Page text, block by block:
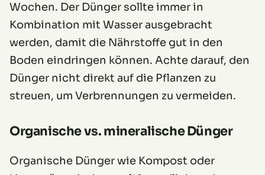
Wochen. Der Dünger sollte immer in
Kombination mit Wasser ausgebracht
werden, damit die Nährstoffe gut in den
Boden eindringen können. Achte darauf, den
Dünger nicht direkt auf die Pflanzen zu
streuen, um Verbrennungen zu vermeiden.
Organische vs. mineralische Dünger
Organische Dünger wie Kompost oder